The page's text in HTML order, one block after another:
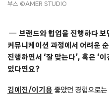
부스 ©AMER STUDIO
브랜드와 협업을 진행하다
커뮤니케이션 과정에서 어려운
진행하면서 ‘잘 맞는다’, 혹은 ‘
있다면요?
김예진/이기용 좋았던 경험으로는